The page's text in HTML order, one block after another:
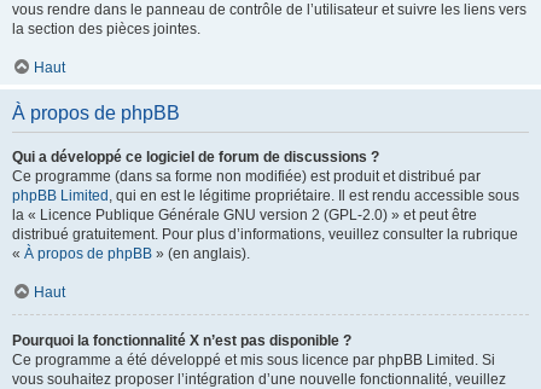
vous rendre dans le panneau de contrôle de l’utilisateur et suivre les liens vers
la section des pièces jointes.
Haut
À propos de phpBB
Qui a développé ce logiciel de forum de discussions ?
Ce programme (dans sa forme non modifiée) est produit et distribué par
phpBB Limited , qui en est le légitime propriétaire. Il est rendu accessible sous
la « Licence Publique Générale GNU version 2 (GPL-2.0) » et peut être
distribué gratuitement. Pour plus d’informations, veuillez consulter la rubrique
« À propos de phpBB » (en anglais).
Haut
Pourquoi la fonctionnalité X n’est pas disponible ?
Ce programme a été développé et mis sous licence par phpBB Limited. Si
vous souhaitez proposer l’intégration d’une nouvelle fonctionnalité, veuillez